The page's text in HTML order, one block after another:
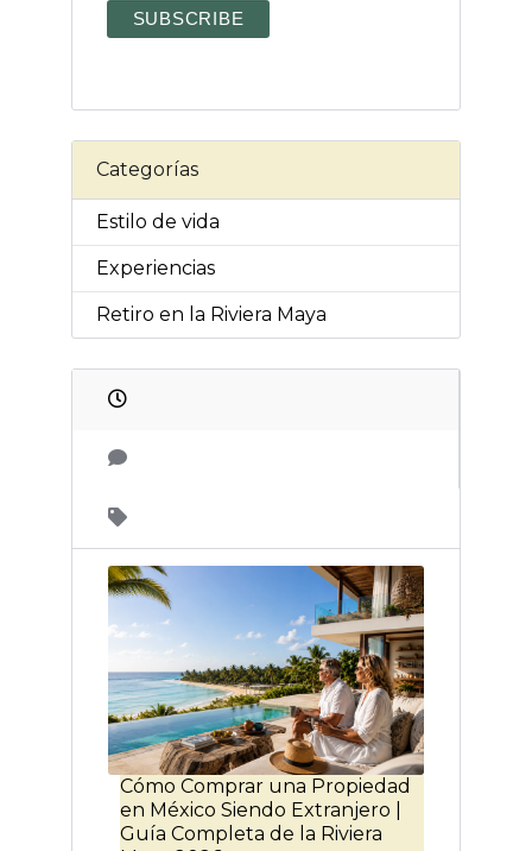
Categorías
Estilo de vida
Experiencias
Retiro en la Riviera Maya
Cómo Comprar una Propiedad
en México Siendo Extranjero |
Guía Completa de la Riviera